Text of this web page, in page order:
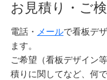
お見積り・ご
電話・ メールで看板デ
ます。
ご希望（看板デザイン
積りに関してなど、何